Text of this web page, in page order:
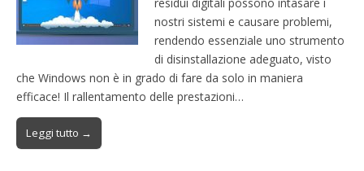
residui digitali possono intasare i
nostri sistemi e causare problemi,
rendendo essenziale uno strumento
di disinstallazione adeguato, visto
che Windows non è in grado di fare da solo in maniera
efficace! Il rallentamento delle prestazioni…
Leggi tutto →